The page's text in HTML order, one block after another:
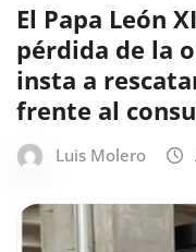
El Papa León
pérdida de la
insta a
frente al
Luis Molero